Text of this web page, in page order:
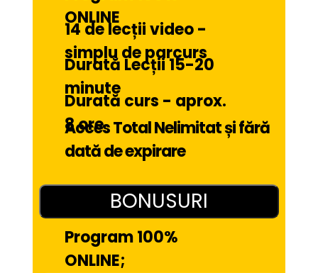
BONUSURI
ONLINE
14 de lecții video -
simplu de parcurs
Durată Lecții 15-20
minute
Durată curs - aprox.
8 ore
Acces Total Nelimitat și fără
dată de expirare
Program 100%
ONLINE;